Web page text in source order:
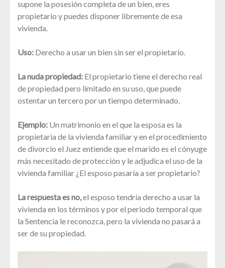
supone la posesión completa de un bien, eres
propietario y puedes disponer libremente de esa
vivienda.
Uso: Derecho a usar un bien sin ser el propietario.
La nuda propiedad: El propietario tiene el derecho real
de propiedad pero limitado en su uso, que puede
ostentar un tercero por un tiempo determinado.
Ejemplo: Un matrimonio en el que la esposa es la
propietaria de la vivienda familiar y en el procedimiento
de divorcio el Juez entiende que el marido es el cónyuge
más necesitado de protección y le adjudica el uso de la
vivienda familiar ¿El esposo pasaría a ser propietario?
La respuesta es no,el esposo tendría derecho a usar la
vivienda en los términos y por el periodo temporal que
la Sentencia le reconozca, pero la vivienda no pasará a
ser de su propiedad.